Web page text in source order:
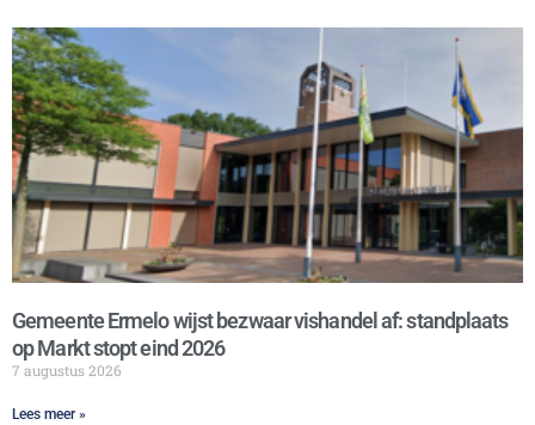
Gemeente Ermelo wijst bezwaar vishandel af: standplaats
op Markt stopt eind 2026
7 augustus 2026
Lees meer »